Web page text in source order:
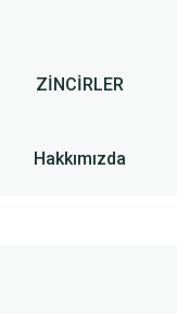
ZİNCİRLER
Hakkımızda